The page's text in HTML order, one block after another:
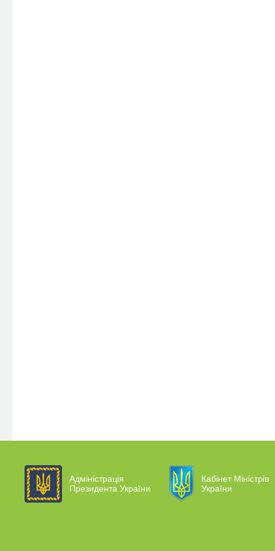
Адміністрація
Президента України
Кабінет Міністрів
України